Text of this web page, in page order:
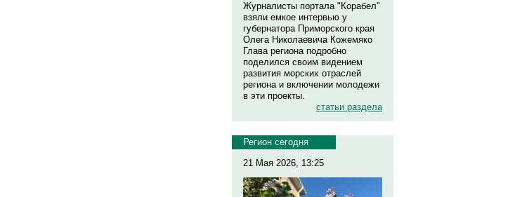
Журналисты портала "Корабел"
взяли емкое интервью у
губернатора Приморского края
Олега Николаевича Кожемяко
Глава региона подробно
поделился своим видением
развития морских отраслей
региона и включении молодежи
в эти проекты.
статьи раздела
Регион сегодня
21 Мая 2026, 13:25